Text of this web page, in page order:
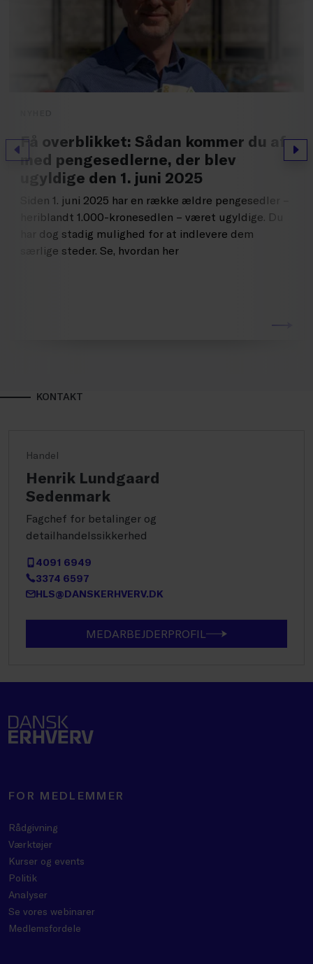
Forrige
Få overblikket: Sådan kommer du af
med pengesedlerne, der blev
ugyldige den 1. juni 2025
Siden 1. juni 2025 har en række ældre pengesedler –
heriblandt 1.000-kronesedlen – været ugyldige. Du
har dog stadig mulighed for at indlevere dem
særlige steder. Se, hvordan her
KONTAKT
Handel
Henrik Lundgaard
Sedenmark
Fagchef for betalinger og
detailhandelssikkerhed
4091 6949
3374 6597
HLS@DANSKERHVERV.DK
MEDARBEJDERPROFIL
FOR MEDLEMMER
Rådgivning
Værktøjer
Kurser og events
Politik
Analyser
Se vores webinarer
Medlemsfordele